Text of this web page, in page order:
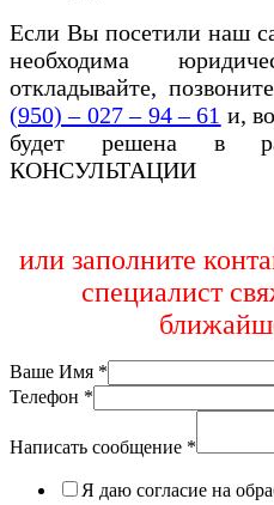
Если Вы посетили наш
необходима
откладывайте,
(950) – 027 – 94 – 61 и,
будет решена в
КОНСУЛЬТАЦИИ
или заполните
специалист
Ваше Имя *
Телефон *
Написать сообщение *
Я даю согласие на